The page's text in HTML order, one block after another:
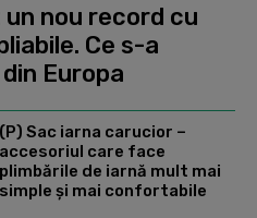
nou record cu
Ce s-a
Europa
(P) Sac iarna carucior –
accesoriul care face
plimbările de iarnă mult mai
simple și mai confortabile